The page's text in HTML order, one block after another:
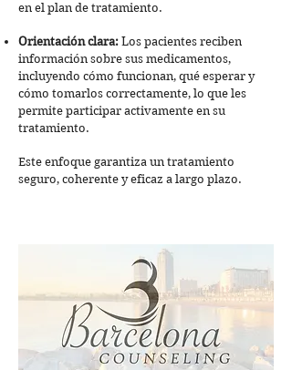
en el plan de tratamiento.
Orientación clara: Los pacientes reciben
información sobre sus medicamentos,
incluyendo cómo funcionan, qué esperar y
cómo tomarlos correctamente, lo que les
permite participar activamente en su
tratamiento.
Este enfoque garantiza un tratamiento
seguro, coherente y eficaz a largo plazo.